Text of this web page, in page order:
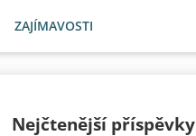
ZAJÍMAVOSTI
Nejčtenější příspěvky